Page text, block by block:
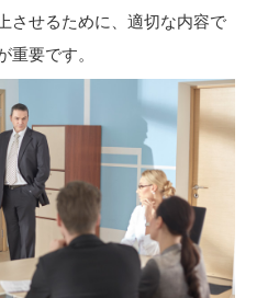
させるために、適切な内容で
重要です。